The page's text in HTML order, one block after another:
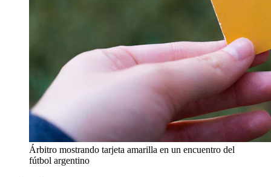
Árbitro mostrando tarjeta amarilla en un encuentro del
fútbol argentino